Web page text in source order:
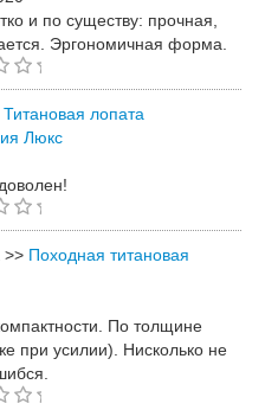
и по существу: прочная,
Эргономичная форма.
Титановая лопата
Люкс
>> Походная титановая
По толщине
при усилии). Нисколько не